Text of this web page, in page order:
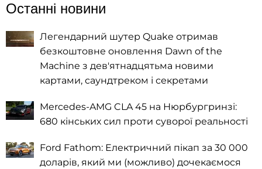
Останні новини
Легендарний шутер Quake отримав
безкоштовне оновлення Dawn of the
Machine з дев'ятнадцятьма новими
картами, саундтреком і секретами
Mercedes-AMG CLA 45 на Нюрбургринзі:
680 кінських сил проти суворої реальності
Ford Fathom: Електричний пікап за 30 000
доларів, який ми (можливо) дочекаємося